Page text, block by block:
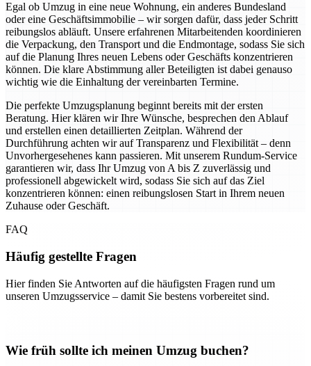
Egal ob Umzug in eine neue Wohnung, ein anderes Bundesland
oder eine Geschäftsimmobilie – wir sorgen dafür, dass jeder Schritt
reibungslos abläuft. Unsere erfahrenen Mitarbeitenden koordinieren
die Verpackung, den Transport und die Endmontage, sodass Sie sich
auf die Planung Ihres neuen Lebens oder Geschäfts konzentrieren
können. Die klare Abstimmung aller Beteiligten ist dabei genauso
wichtig wie die Einhaltung der vereinbarten Termine.
Die perfekte Umzugsplanung beginnt bereits mit der ersten
Beratung. Hier klären wir Ihre Wünsche, besprechen den Ablauf
und erstellen einen detaillierten Zeitplan. Während der
Durchführung achten wir auf Transparenz und Flexibilität – denn
Unvorhergesehenes kann passieren. Mit unserem Rundum-Service
garantieren wir, dass Ihr Umzug von A bis Z zuverlässig und
professionell abgewickelt wird, sodass Sie sich auf das Ziel
konzentrieren können: einen reibungslosen Start in Ihrem neuen
Zuhause oder Geschäft.
FAQ
Häufig gestellte Fragen
Hier finden Sie Antworten auf die häufigsten Fragen rund um
unseren Umzugsservice – damit Sie bestens vorbereitet sind.
Wie früh sollte ich meinen Umzug buchen?